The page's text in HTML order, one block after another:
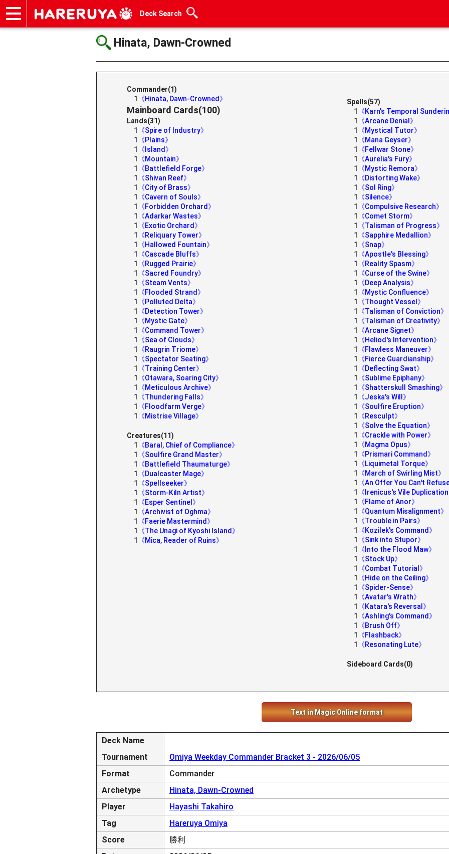
Deck Search
Hinata, Dawn-Crowned
Commander(1)
1
《Hinata, Dawn-Crowned》
Mainboard Cards(100)
Lands(31)
1
《Spire of Industry》
1
《Plains》
1
《Island》
1
《Mountain》
1
《Battlefield Forge》
1
《Shivan Reef》
1
《City of Brass》
1
《Cavern of Souls》
1
《Forbidden Orchard》
1
《Adarkar Wastes》
1
《Exotic Orchard》
1
《Reliquary Tower》
1
《Hallowed Fountain》
1
《Cascade Bluffs》
1
《Rugged Prairie》
1
《Sacred Foundry》
1
《Steam Vents》
1
《Flooded Strand》
1
《Polluted Delta》
1
《Detection Tower》
1
《Mystic Gate》
1
《Command Tower》
1
《Sea of Clouds》
1
《Raugrin Triome》
1
《Spectator Seating》
1
《Training Center》
1
《Otawara, Soaring City》
1
《Meticulous Archive》
1
《Thundering Falls》
1
《Floodfarm Verge》
1
《Mistrise Village》
Creatures(11)
1
《Baral, Chief of Compliance》
1
《Soulfire Grand Master》
1
《Battlefield Thaumaturge》
1
《Dualcaster Mage》
1
《Spellseeker》
1
《Storm-Kiln Artist》
1
《Esper Sentinel》
1
《Archivist of Oghma》
1
《Faerie Mastermind》
1
《The Unagi of Kyoshi Island》
1
《Mica, Reader of Ruins》
Spells(57)
1
《Karn's Temporal
1
《Arcane Denial》
1
《Mystical Tutor》
1
《Mana Geyser》
1
《Fellwar Stone》
1
《Aurelia's Fury》
1
《Mystic Remora》
1
《Distorting Wake》
1
《Sol Ring》
1
《Silence》
1
《Compulsive Research》
1
《Comet Storm》
1
《Talisman of Progress》
1
《Sapphire Medallion》
1
《Snap》
1
《Apostle's Blessing》
1
《Reality Spasm》
1
《Curse of the Swine》
1
《Deep Analysis》
1
《Mystic Confluence》
1
《Thought Vessel》
1
《Talisman of Conviction》
1
《Talisman of Creativity》
1
《Arcane Signet》
1
《Heliod's Intervention》
1
《Flawless Maneuver》
1
《Fierce Guardianship》
1
《Deflecting Swat》
1
《Sublime Epiphany》
1
《Shatterskull Smashing》
1
《Jeska's Will》
1
《Soulfire Eruption》
1
《Resculpt》
1
《Solve the Equation》
1
《Crackle with Power》
1
《Magma Opus》
1
《Prismari Command》
1
《Liquimetal Torque》
1
《March of Swirling Mist》
1
《An Offer You Can't Refuse
1
《Irenicus's Vile Duplication
1
《Flame of Anor》
1
《Quantum Misalignment》
1
《Trouble in Pairs》
1
《Kozilek's Command》
1
《Sink into Stupor》
1
《Into the Flood Maw》
1
《Stock Up》
1
《Combat Tutorial》
1
《Hide on the Ceiling》
1
《Spider-Sense》
1
《Avatar's Wrath》
1
《Katara's Reversal》
1
《Ashling's Command》
1
《Brush Off》
1
《Flashback》
1
《Resonating Lute》
Sideboard Cards(0)
Text in Magic Online format
Deck Name
Tournament
Omiya Weekday Commander Bracket 3 - 2026/06/05
Format
Commander
Archetype
Hinata, Dawn-Crowned
Player
Hayashi Takahiro
Tag
Hareruya Omiya
Score
勝利